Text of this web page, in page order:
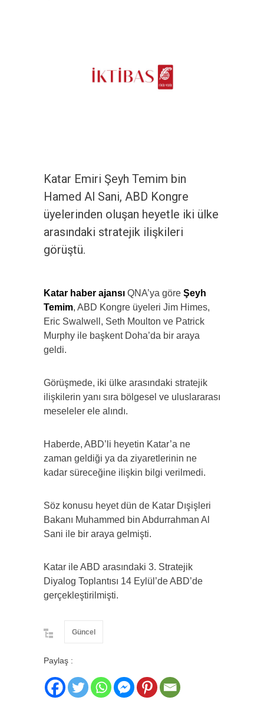
Katar Emiri Şeyh Temim bin
Hamed Al Sani, ABD Kongre
üyelerinden oluşan heyetle iki ülke
arasındaki stratejik ilişkileri
görüştü.
Katar haber ajansı QNA’ya göre Şeyh
Temim, ABD Kongre üyeleri Jim Himes,
Eric Swalwell, Seth Moulton ve Patrick
Murphy ile başkent Doha’da bir araya
geldi.
Görüşmede, iki ülke arasındaki stratejik
ilişkilerin yanı sıra bölgesel ve uluslararası
meseleler ele alındı.
Haberde, ABD’li heyetin Katar’a ne
zaman geldiği ya da ziyaretlerinin ne
kadar süreceğine ilişkin bilgi verilmedi.
Söz konusu heyet dün de Katar Dışişleri
Bakanı Muhammed bin Abdurrahman Al
Sani ile bir araya gelmişti.
Katar ile ABD arasındaki 3. Stratejik
Diyalog Toplantısı 14 Eylül’de ABD’de
gerçekleştirilmişti.
Güncel
Paylaş :